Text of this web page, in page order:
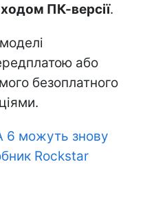
ПК-версії.
або
безоплатного
6 можуть знову
Rockstar